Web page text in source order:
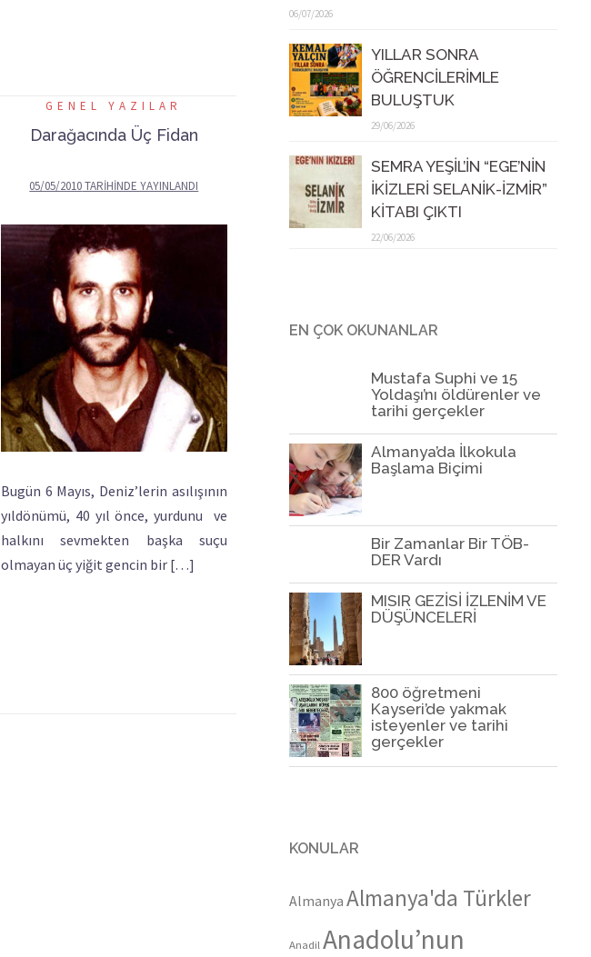
GENEL YAZILAR
Darağacında Üç Fidan
05/05/2010TARIHINDE YAYINLANDI
Bugün 6 Mayıs, Deniz’lerin asılışının
yıldönümü, 40 yıl önce, yurdunu ve
halkını sevmekten başka suçu
olmayan üç yiğit gencin bir […]
06/07/2026
YILLAR SONRA
ÖĞRENCİLERİMLE
BULUŞTUK
29/06/2026
SEMRA YEŞİL’İN “EGE’NİN
İKİZLERİ SELANİK-İZMİR”
KİTABI ÇIKTI
22/06/2026
EN ÇOK OKUNANLAR
Mustafa Suphi ve 15
Yoldaşı’nı öldürenler ve
tarihi gerçekler
Almanya’da İlkokula
Başlama Biçimi
Bir Zamanlar Bir TÖB-
DER Vardı
MISIR GEZİSİ İZLENİM VE
DÜŞÜNCELERİ
800 öğretmeni
Kayseri’de yakmak
isteyenler ve tarihi
gerçekler
KONULAR
Almanya Almanya'da Türkler
Anadil Anadolu’nun